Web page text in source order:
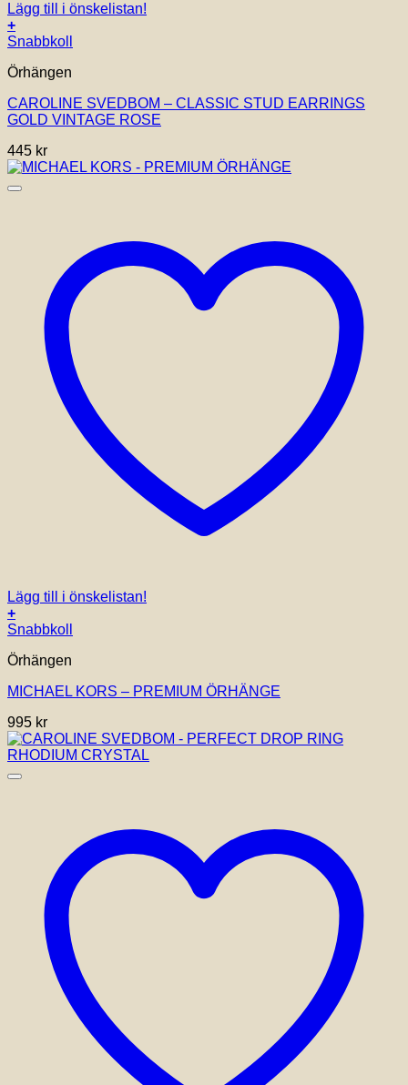
Lägg till i önskelistan!
+
Snabbkoll
Örhängen
CAROLINE SVEDBOM – CLASSIC STUD EARRINGS
GOLD VINTAGE ROSE
445 kr
Lägg till i önskelistan!
+
Snabbkoll
Örhängen
MICHAEL KORS – PREMIUM ÖRHÄNGE
995 kr